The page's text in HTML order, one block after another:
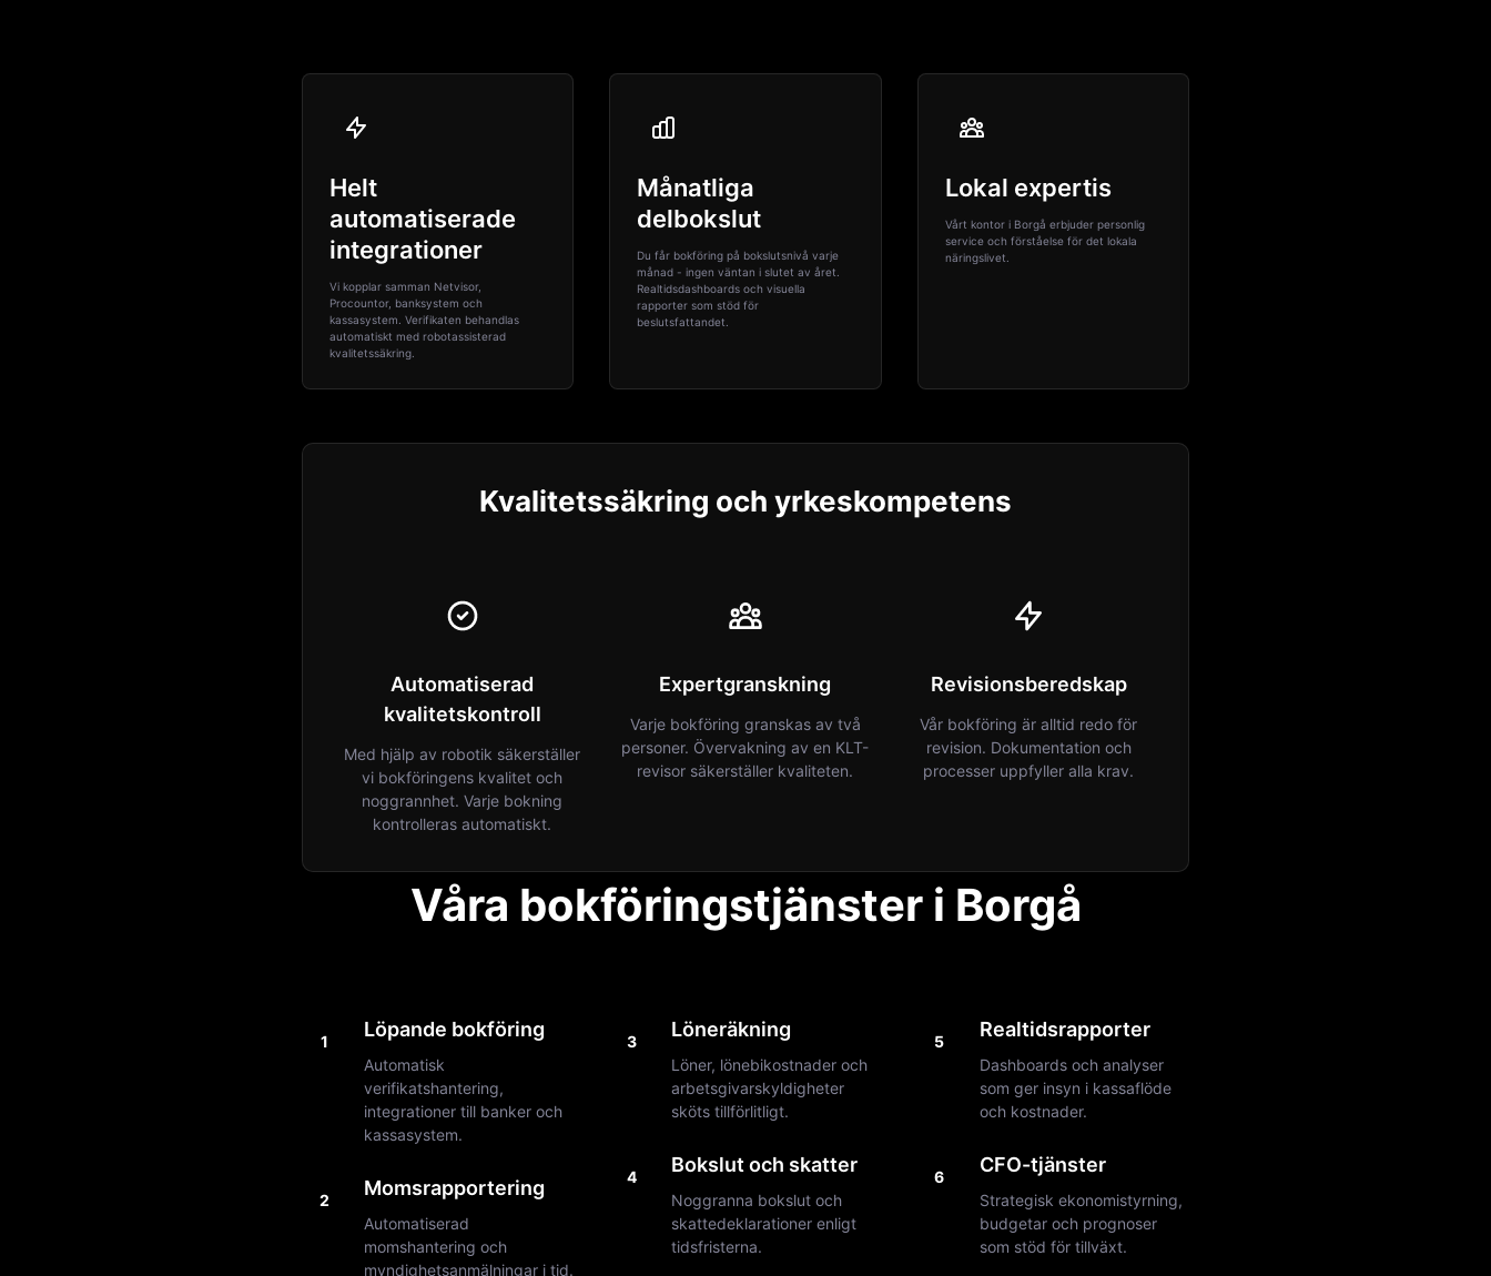
Helt
automatiserade
integrationer
Vi kopplar samman Netvisor,
Procountor, banksystem och
kassasystem. Verifikaten behandlas
automatiskt med robotassisterad
kvalitetssäkring.
Månatliga
delbokslut
Du får bokföring på bokslutsnivå varje
månad - ingen väntan i slutet av året.
Realtidsdashboards och visuella
rapporter som stöd för
beslutsfattandet.
Lokal expertis
Vårt kontor i Borgå erbjuder personlig
service och förståelse för det lokala
näringslivet.
Kvalitetssäkring och yrkeskompetens
Automatiserad
kvalitetskontroll
Med hjälp av robotik säkerställer
vi bokföringens kvalitet och
noggrannhet. Varje bokning
kontrolleras automatiskt.
Expertgranskning
Varje bokföring granskas av två
personer. Övervakning av en KLT-
revisor säkerställer kvaliteten.
Revisionsberedskap
Vår bokföring är alltid redo för
revision. Dokumentation och
processer uppfyller alla krav.
Våra bokföringstjänster i Borgå
1 Löpande bokföring
Automatisk
verifikatshantering,
integrationer till banker och
kassasystem.
2 Momsrapportering
Automatiserad
momshantering och
myndighetsanmälningar i tid.
3 Löneräkning
Löner, lönebikostnader och
arbetsgivarskyldigheter
sköts tillförlitligt.
4 Bokslut och skatter
Noggranna bokslut och
skattedeklarationer enligt
tidsfristerna.
5 Realtidsrapporter
Dashboards och analyser
som ger insyn i kassaflöde
och kostnader.
6 CFO-tjänster
Strategisk ekonomistyrning,
budgetar och prognoser
som stöd för tillväxt.